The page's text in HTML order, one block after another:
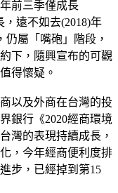
前三季僅成長
，遠不如去(2018)年
仍屬「嘴砲」階段，
下，隨興宣布的可觀
得懷疑。
以及外商在台灣的投
銀行《2020經商環境
灣的表現持續成長，
，今年經商便利度排
步，已經掉到第15